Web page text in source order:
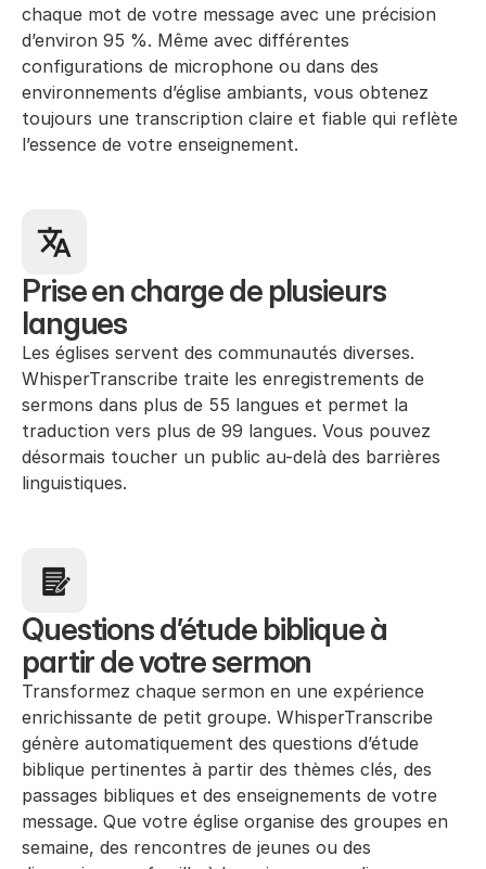
chaque mot de votre message avec une précision
d’environ 95 %. Même avec différentes
configurations de microphone ou dans des
environnements d’église ambiants, vous obtenez
toujours une transcription claire et fiable qui reflète
l’essence de votre enseignement.
Prise en charge de plusieurs
langues
Les églises servent des communautés diverses.
WhisperTranscribe traite les enregistrements de
sermons dans plus de 55 langues et permet la
traduction vers plus de 99 langues. Vous pouvez
désormais toucher un public au-delà des barrières
linguistiques.
Questions d’étude biblique à
partir de votre sermon
Transformez chaque sermon en une expérience
enrichissante de petit groupe. WhisperTranscribe
génère automatiquement des questions d’étude
biblique pertinentes à partir des thèmes clés, des
passages bibliques et des enseignements de votre
message. Que votre église organise des groupes en
semaine, des rencontres de jeunes ou des